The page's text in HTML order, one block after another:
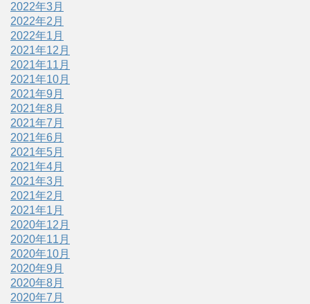
2022年3月
2022年2月
2022年1月
2021年12月
2021年11月
2021年10月
2021年9月
2021年8月
2021年7月
2021年6月
2021年5月
2021年4月
2021年3月
2021年2月
2021年1月
2020年12月
2020年11月
2020年10月
2020年9月
2020年8月
2020年7月